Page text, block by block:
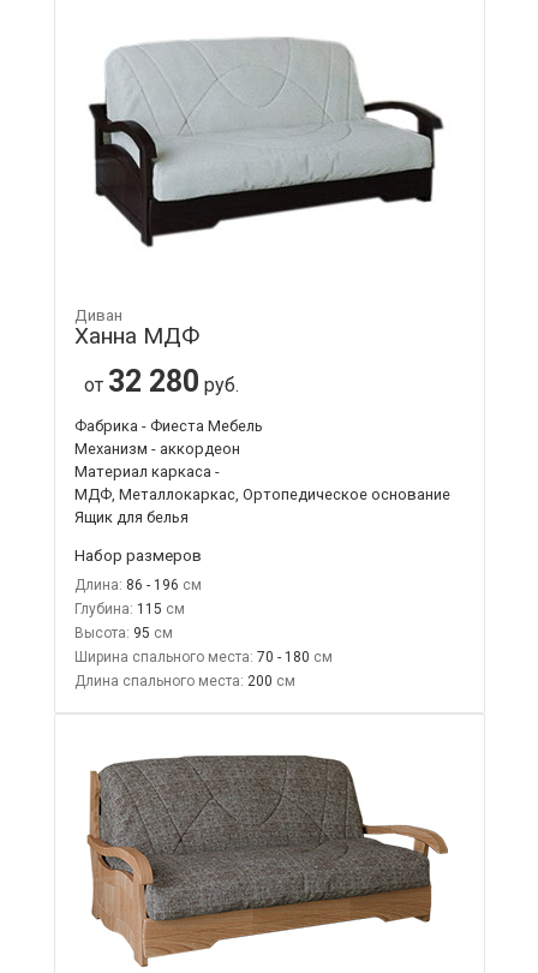
Диван
Ханна МДФ
от 32 280 руб.
Фабрика - Фиеста Мебель
Механизм - аккордеон
Материал каркаса -
МДФ, Металлокаркас, Ортопедическое основание
Ящик для белья
Набор размеров
Длина: 86 - 196
Глубина: 115
Высота: 95
Ширина спального места: 70 - 180
Длина спального места: 200